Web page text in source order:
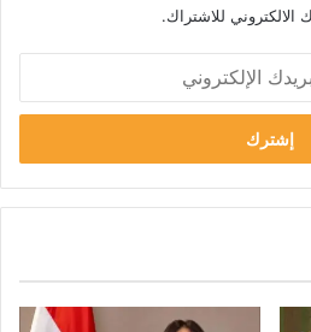
الالكتروني للاشتراك.